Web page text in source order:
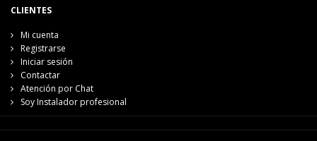
CLIENTES
Mi cuenta
Registrarse
Iniciar sesión
Contactar
Atención por Chat
Soy Instalador profesional